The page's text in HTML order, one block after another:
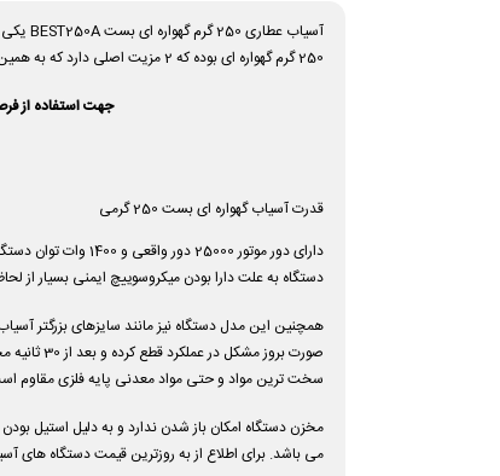
آسیاب عطاری 250 گرم گهواره ای بست BEST250A یکی از پرطرفدارترین آسیاب ها برای مصرف خانگی و مشاغل خانگی میباشد . این
250 گرم گهواره ای بوده که 2 مزیت اصلی دارد که به همین دلیل پیشنهاد ما برای شما برای مصرف خانگی و مصارف کم است.
جهت استفاده از
قدرت آسیاب گهواره ای بست 250 گرمی
دستگاه به علت دارا بودن میکروسوییچ ایمنی بسیار از
همچنین این مدل دستگاه نیز مانند سایزهای بزرگتر
صورت
سخت ترین مواد و حتی مواد معدنی پایه فلزی مقاوم
مخزن دستگاه امکان باز شدن ندارد و به دلیل استیل
می باشد. برای اطلاع از به روزترین قیمت دستگاه های